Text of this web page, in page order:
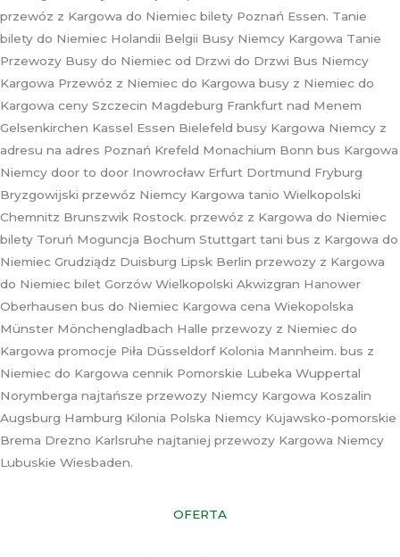
przewóz z Kargowa do Niemiec bilety Poznań Essen. Tanie
bilety do Niemiec Holandii Belgii Busy Niemcy Kargowa Tanie
Przewozy Busy do Niemiec od Drzwi do Drzwi Bus Niemcy
Kargowa Przewóz z Niemiec do Kargowa busy z Niemiec do
Kargowa ceny Szczecin Magdeburg Frankfurt nad Menem
Gelsenkirchen Kassel Essen Bielefeld busy Kargowa Niemcy z
adresu na adres Poznań Krefeld Monachium Bonn bus Kargowa
Niemcy door to door Inowrocław Erfurt Dortmund Fryburg
Bryzgowijski przewóz Niemcy Kargowa tanio Wielkopolski
Chemnitz Brunszwik Rostock. przewóz z Kargowa do Niemiec
bilety Toruń Moguncja Bochum Stuttgart tani bus z Kargowa do
Niemiec Grudziądz Duisburg Lipsk Berlin przewozy z Kargowa
do Niemiec bilet Gorzów Wielkopolski Akwizgran Hanower
Oberhausen bus do Niemiec Kargowa cena Wiekopolska
Münster Mönchengladbach Halle przewozy z Niemiec do
Kargowa promocje Piła Düsseldorf Kolonia Mannheim. bus z
Niemiec do Kargowa cennik Pomorskie Lubeka Wuppertal
Norymberga najtańsze przewozy Niemcy Kargowa Koszalin
Augsburg Hamburg Kilonia Polska Niemcy Kujawsko-pomorskie
Brema Drezno Karlsruhe najtaniej przewozy Kargowa Niemcy
Lubuskie Wiesbaden.
OFERTA